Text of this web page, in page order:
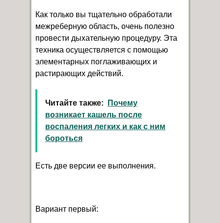
Как только вы тщательно обработали
межреберную область, очень полезно
провести дыхательную процедуру. Эта
техника осуществляется с помощью
элементарных поглаживающих и
растирающих действий.
Читайте также:
Почему
возникает кашель после
воспаления легких и как с ним
бороться
Есть две версии ее выполнения.
Вариант первый: